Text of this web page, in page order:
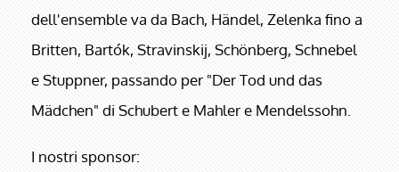
dell'ensemble va da Bach, Händel, Zelenka fino a
Britten, Bartók, Stravinskij, Schönberg, Schnebel
e Stuppner, passando per "Der Tod und das
Mädchen" di Schubert e Mahler e Mendelssohn.
I nostri sponsor: